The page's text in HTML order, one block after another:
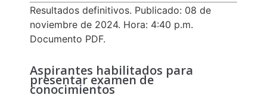
Resultados definitivos. Publicado: 08 de
noviembre de 2024. Hora: 4:40 p.m.
Documento PDF.
Aspirantes habilitados para
presentar examen de
conocimientos